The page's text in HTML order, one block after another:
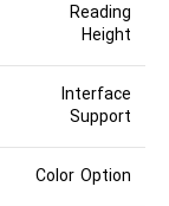
Reading
Height
Interface
Support
Color Option